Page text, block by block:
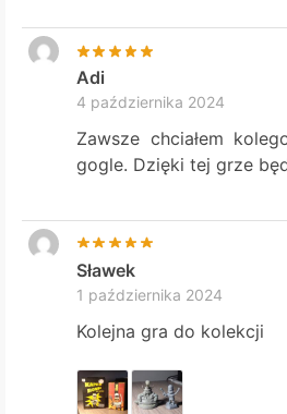
Adi
4 października 2024
Zawsze chciałem
gogle. Dzięki tej grze
Sławek
1 października 2024
Kolejna gra do kolekcji